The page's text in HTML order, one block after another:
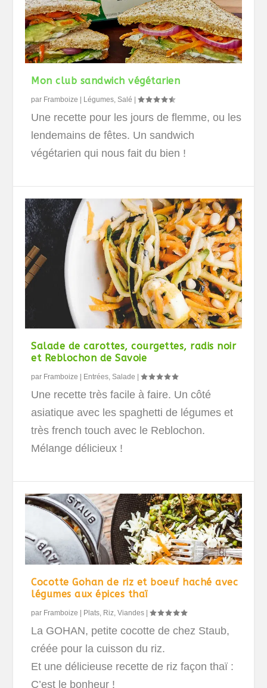
Mon club sandwich végétarien
par Framboize Légumes,Salé |
Une recette pour les jours de flemme, ou les
lendemains de fêtes. Un sandwich
végétarien qui nous fait du bien !
Salade de carottes, courgettes, radis noir
et Reblochon de Savoie
par Framboize | Entrées ,Salade |
Une recette très facile à faire. Un côté
asiatique avec les spaghetti de légumes et
très french touch avec le Reblochon.
Mélange délicieux !
Cocotte Gohan de riz et boeuf haché avec
légumes aux épices thaï
par Framboize | Plats Riz ,Viandes |
La GOHAN, petite cocotte de chez Staub,
créée pour la cuisson du riz.
Et une délicieuse recette de riz façon thaï :
C’est le bonheur !